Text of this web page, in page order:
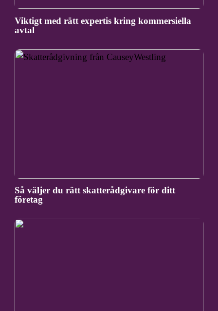
Viktigt med rätt expertis kring kommersiella
avtal
Så väljer du rätt skatterådgivare för ditt
företag